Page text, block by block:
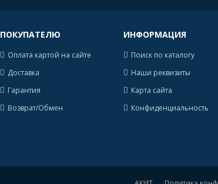
ПОКУПАТЕЛЮ
Оплата картой на сайте
Доставка
Гарантия
Возврат/Обмен
ИНФОРМАЦИЯ
Поиск по каталогу
Наши реквизиты
Карта сайта
Конфиденциальность